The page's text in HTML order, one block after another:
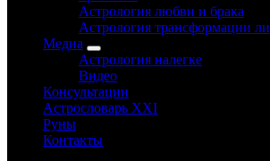
Астрология любви и брака
Астрология трансформации
Медиа
Астрология налегке
Видео
Консультации
Астрословарь XXI
Руны
Контакты